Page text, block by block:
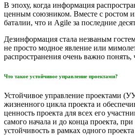
В эпоху, когда информация
ценным союзником. Вместе с ростом
баталии, что и Agile за последние
Дезинформация стала незваным
не просто модное явление или
распространения очень важно
Что такое устойчивое управление проектами?
Устойчивое управление проектами
жизненного цикла проекта и
ценность проекта для всех его
самого начала и до конца проекта,
устойчивость в рамках одного